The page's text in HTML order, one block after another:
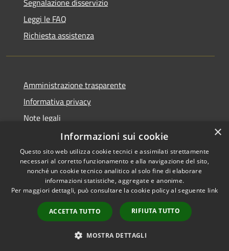
Leggi le FAQ
Richiesta assistenza
Amministrazione trasparente
Informativa privacy
Note legali
Dichiarazione di accessibilità
RSS
Accessibilità
Copyright © 2026 • Comune di
Pero • Powered by
Municipium•
Accesso
redazione
×
Informazioni sui cookie
Questo sito web utilizza cookie tecnici e assimilati strettamente
necessari al corretto funzionamento e alla navigazione del sito,
nonché un cookie tecnico analitico al solo fine di elaborare
informazioni statistiche, aggregate e anonime.
Per maggiori dettagli, può consultare la cookie policy al seguente link
ACCETTA TUTTO RIFIUTA TUTTO
MOSTRA DETTAGLI